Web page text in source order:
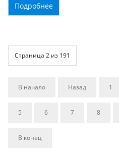
Подробнее
Страница 2 из 191
В начало Назад 1
5 6 7 8
В конец